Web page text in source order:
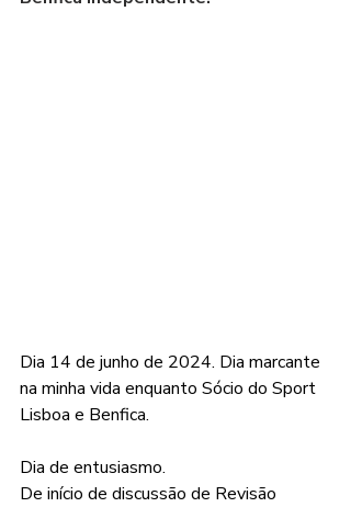
Dia 14 de junho de 2024. Dia marcante
na minha vida enquanto Sócio do Sport
Lisboa e Benfica.
Dia de entusiasmo.
De início de discussão de Revisão